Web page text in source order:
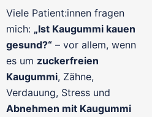
Viele Patient:innen fragen
mich: „Ist Kaugummi kauen
gesund?“ – vor allem, wenn
es um zuckerfreien
Kaugummi, Zähne,
Verdauung, Stress und
Abnehmen mit Kaugummi